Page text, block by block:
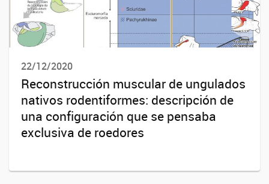
22/12/2020
Reconstrucción muscular de ungulados
nativos rodentiformes: descripción de
una configuración que se pensaba
exclusiva de roedores